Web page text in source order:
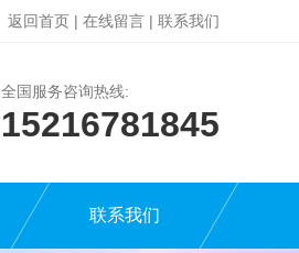
返回首页 | 在线留言 | 联系我们
全国服务咨询热线:
15216781845
联系我们